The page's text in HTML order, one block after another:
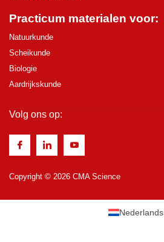
Practicum materialen voor:
Natuurkunde
Scheikunde
Biologie
Aardrijkskunde
Volg ons op:
Copyright © 2026 CMA Science
Nederlands